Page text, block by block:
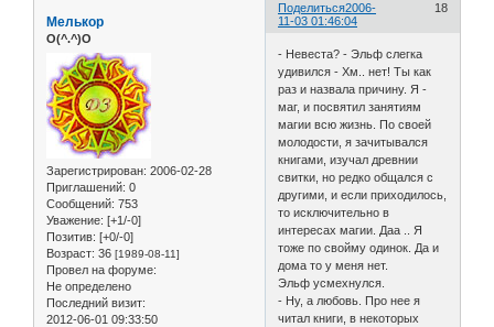
Поделиться 18
2006-
11-03 01:46:04
Мелькор
O(^.^)O
Зарегистрирован: 2006-02-28
Приглашений: 0
Сообщений: 753
Уважение: [+1/-0]
Позитив: [+0/-0]
Возраст: 36 [1989-08-11]
Провел на форуме:
Не определено
Последний визит:
2012-06-01 09:33:50
- Невеста? - Эльф слегка
удивился - Хм.. нет! Ты как
раз и назвала причину. Я -
маг, и посвятил занятиям
магии всю жизнь. По своей
молодости, я зачитывался
книгами, изучал древнии
свитки, но редко общался с
другими, и если приходилось,
то исключительно в
интересах магии. Даа .. Я
тоже по свойму одинок. Да и
дома то у меня нет.
Эльф усмехнулся.
- Ну, а любовь. Про нее я
читал книги, в некоторых